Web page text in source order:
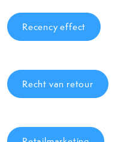
Recency effect
Recht van retour